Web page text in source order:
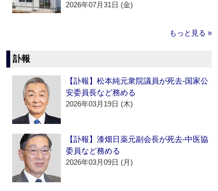
2026年07月31日 (金)
もっと見る »
訃報
【訃報】松本純元衆院議員が死去‐国家公
安委員長など務める
2026年03月19日 (木)
【訃報】漆畑日薬元副会長が死去‐中医協
委員など務める
2026年03月09日 (月)